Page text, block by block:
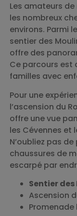
Les amateurs
les nombreux
environs. Parmi
sentier des
offre des
Ce parcours est
familles avec
Pour une
l’ascension du
offre une vue
les Cévennes et
N’oubliez pas
chaussures de
escarpé par
Sentier
Ascension
Promenade